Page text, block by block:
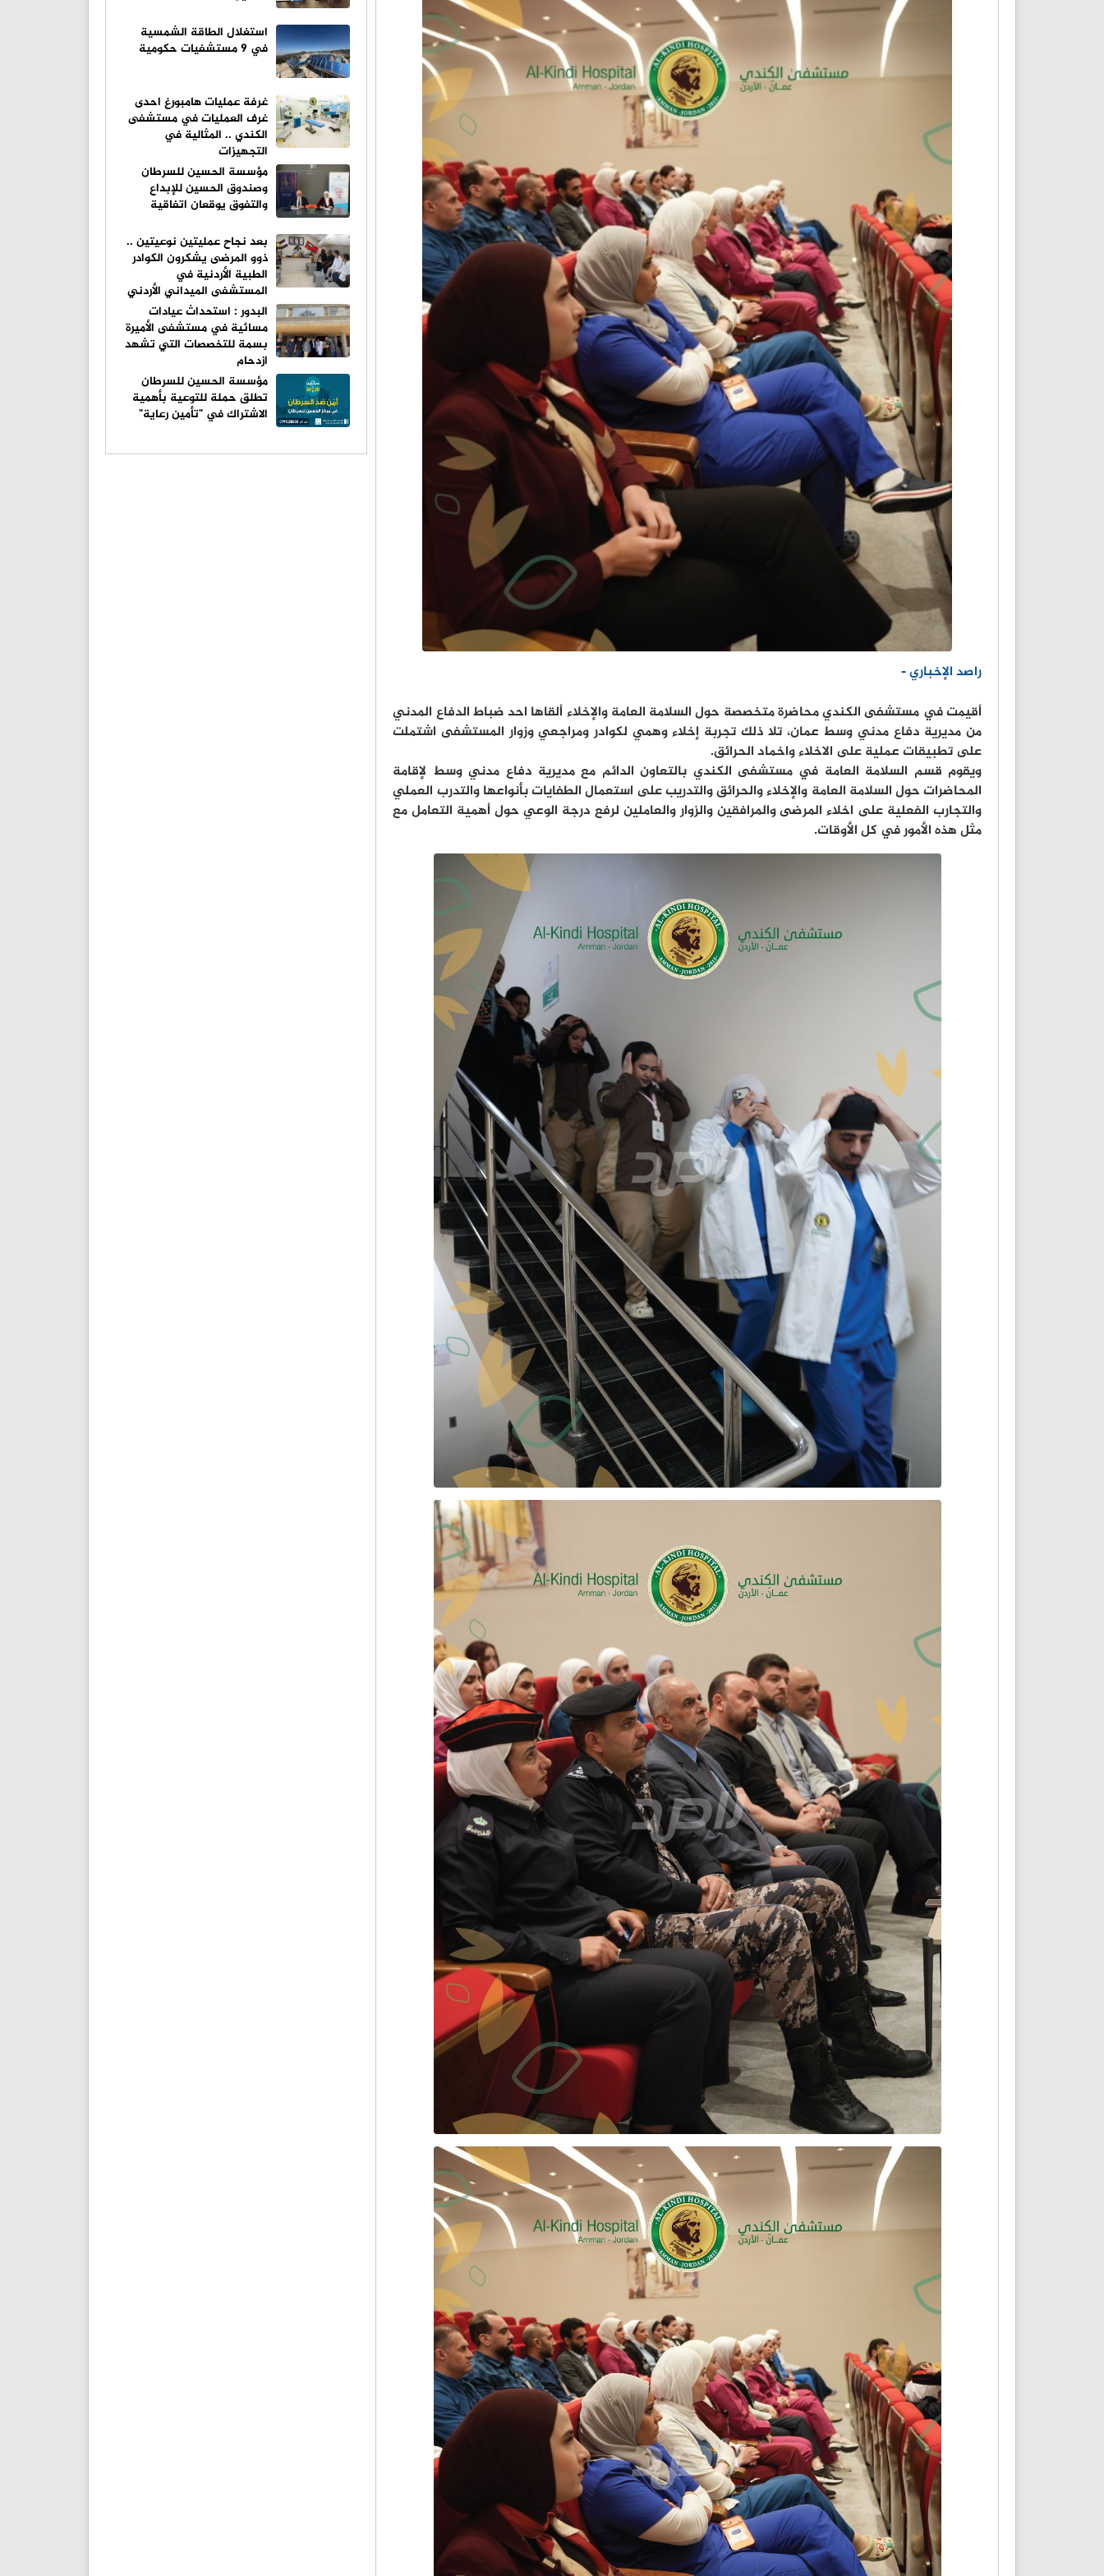
راصد الإخباري -
أقيمت في مستشفى الكندي محاضرة متخصصة حول السلامة العامة والإخلاء ألقاها احد ضباط الدفاع المدني
من مديرية دفاع مدني وسط عمان، تلا ذلك تجربة إخلاء وهمي لكوادر ومراجعي وزوار المستشفى اشتملت
على تطبيقات عملية على الاخلاء واخماد الحرائق.
ويقوم قسم السلامة العامة في مستشفى الكندي بالتعاون الدائم مع مديرية دفاع مدني وسط لإقامة
المحاضرات حول السلامة العامة والإخلاء والحرائق والتدريب على استعمال الطفايات بأنواعها والتدرب العملي
والتجارب الفعلية على اخلاء المرضى والمرافقين والزوار والعاملين لرفع درجة الوعي حول أهمية التعامل مع
مثل هذه الأمور في كل الأوقات.
استغلال الطاقة الشمسية
في 9 مستشفيات حكومية
غرفة عمليات هامبورغ احدى
غرف العمليات في مستشفى
الكندي .. المثالية في
التجهيزات
مؤسسة الحسين للسرطان
وصندوق الحسين للإبداع
والتفوق يوقعان اتفاقية
بعد نجاح عمليتين نوعيتين ..
ذوو المرضى يشكرون الكوادر
الطبية الأردنية في
المستشفى الميداني الأردني
جنوب غزة (10)
البدور : استحداث عيادات
مسائية في مستشفى الأميرة
بسمة للتخصصات التي تشهد
ازدحام
مؤسسة الحسين للسرطان
تطلق حملة للتوعية بأهمية
الاشتراك في "تأمين رعاية"